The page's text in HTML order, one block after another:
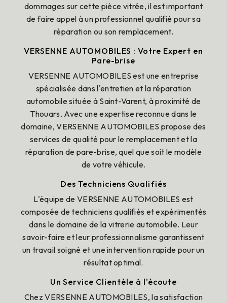
dommages sur cette pièce vitrée, il est important
de faire appel à un professionnel qualifié pour sa
réparation ou son remplacement.
VERSENNE AUTOMOBILES : Votre Expert en
Pare-brise
VERSENNE AUTOMOBILES est une entreprise
spécialisée dans l'entretien et la réparation
automobile située à Saint-Varent, à proximité de
Thouars. Avec une expertise reconnue dans le
domaine, VERSENNE AUTOMOBILES propose des
services de qualité pour le remplacement et la
réparation de pare-brise, quel que soit le modèle
de votre véhicule.
Des Techniciens Qualifiés
L'équipe de VERSENNE AUTOMOBILES est
composée de techniciens qualifiés et expérimentés
dans le domaine de la vitrerie automobile. Leur
savoir-faire et leur professionnalisme garantissent
un travail soigné et une intervention rapide pour un
résultat optimal.
Un Service Clientèle à l'écoute
Chez VERSENNE AUTOMOBILES, la satisfaction